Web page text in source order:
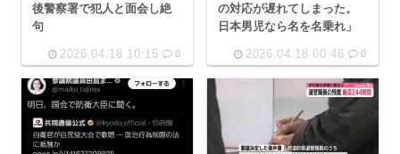
後警察署で犯人と面会し絶
句
2026.04.18 10:15 0
の対応が遅れてしまった。
日本男児なら名を名乗れ」
2026.04.18 00:46 0